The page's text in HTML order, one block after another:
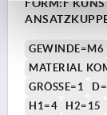
FORM:F
GEWINDE=M6
MATERIAL
GRÖSSE=1
H1=4
H2=15